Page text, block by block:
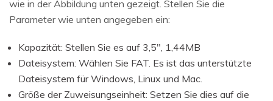
wie in der Abbildung unten gezeigt. Stellen Sie die
Parameter wie unten angegeben ein:
Kapazität: Stellen Sie es auf 3,5", 1,44MB
Dateisystem: Wählen Sie FAT. Es ist das unterstützte
Dateisystem für Windows, Linux und Mac.
Größe der Zuweisungseinheit: Setzen Sie dies auf die